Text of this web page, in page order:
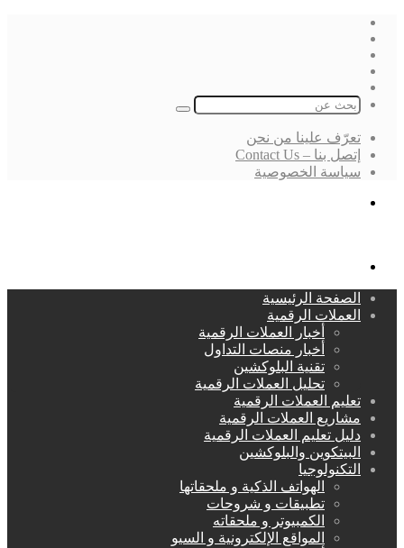
بحث
تعرّف علينا من نحن
إتصل بنا – Contact Us
سياسة الخصوصية
الصفحة الرئيسية
العملات الرقمية
أخبار العملات الرقمية
أخبار منصات التداول
تقنية البلوكشين
تحليل العملات الرقمية
تعليم العملات الرقمية
مشاريع العملات الرقمية
دليل تعليم العملات الرقمية
البيتكوين والبلوكشين
التكنولوجيا
الهواتف الذكية و ملحقاتها
تطبيقات و شروحات
الكمبيوتر و ملحقاته
المواقع الإلكترونية و السيو